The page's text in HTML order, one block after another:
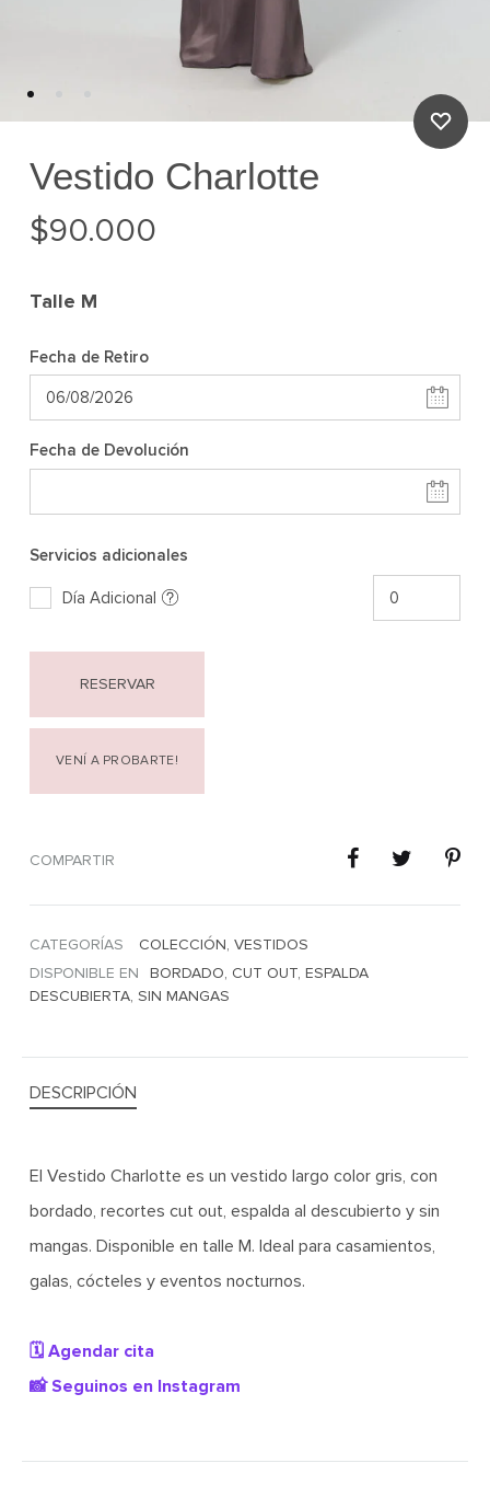
Vestido Charlotte
$90.000
Talle M
Fecha de Retiro
Fecha de Devolución
Servicios adicionales
Día Adicional
RESERVAR
VENÍ A PROBARTE!
COMPARTIR
CATEGORÍAS COLECCIÓN, VESTIDOS
DISPONIBLE EN
BORDADO, CUT OUT, ESPALDA
DESCUBIERTA, SIN MANGAS
DESCRIPCIÓN
El Vestido Charlotte es un vestido largo color gris, con
bordado, recortes cut out, espalda al descubierto y sin
mangas. Disponible en talle M. Ideal para casamientos,
galas, cócteles y eventos nocturnos.
🗓️ Agendar cita
📸 Seguinos en Instagram